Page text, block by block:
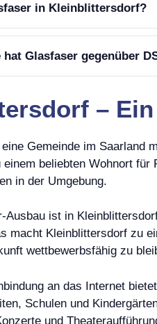
in Kleinblittersdorf?
hat Glasfaser gegenüber
–
Gemeinde im Saarland
beliebten Wohnort
in der Umgebung.
Ausbau ist in
macht Kleinblittersdorf zu
wettbewerbsfähig zu
an das Internet
Schulen und
und